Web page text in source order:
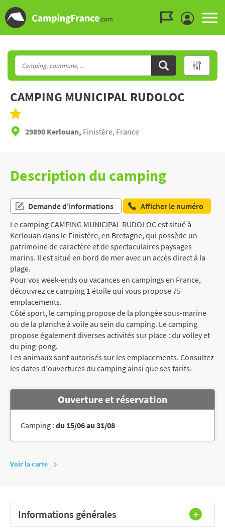
CAMPING MUNICIPAL RUDOLOC
29890 Kerlouan, Finistère, France
Description du camping
Demande d'informations
Afficher le numéro
Le camping CAMPING MUNICIPAL RUDOLOC est situé à
Kerlouan dans le Finistère, en Bretagne, qui possède un
patrimoine de caractère et de spectaculaires paysages
marins. Il est situé en bord de mer avec un accès direct à la
plage.
Pour vos week-ends ou vacances en campings en France,
découvrez ce camping 1 étoile qui vous propose 75
emplacements.
Côté sport, le camping propose de la plongée sous-marine
ou de la planche à voile au sein du camping. Le camping
propose également diverses activités sur place : du volley et
du ping-pong.
Les animaux sont autorisés sur les emplacements. Consultez
les dates d'ouvertures du camping ainsi que ses tarifs.
Ouverture et réservation
Camping : du 15/06 au 31/08
Voir la carte
Informations générales